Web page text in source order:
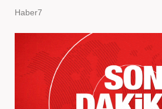
Haber7